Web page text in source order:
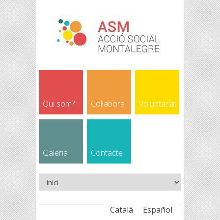
Qui som? Col·labora Voluntariat
Galeria Contacte
Català Español